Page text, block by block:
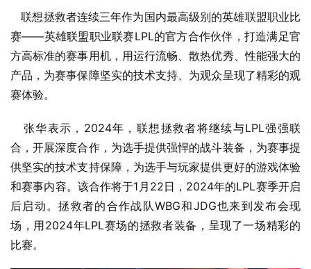
联想拯救者连续三年作为国内最高级别的英雄联盟职业比
赛——英雄联盟职业联赛LPL的官方合作伙伴，打造满足官
方高标准的赛事用机，用运行流畅、散热优秀、性能强大的
产品，为赛事保障坚实的技术支持、为观众呈现了精彩的观
赛体验。
张华表示，2024年，联想拯救者将继续与LPL强强联
合，开展深度合作，为选手提供强悍的战斗装备，为赛事提
供坚实的技术支持保障，为选手与玩家提供更好的游戏体验
和赛事内容。该合作将于1月22日，2024年的LPL赛季开启
后启动。拯救者的合作战队WBG和JDG也来到发布会现
场，用2024年LPL赛场的拯救者装备，呈现了一场精彩的
比赛。